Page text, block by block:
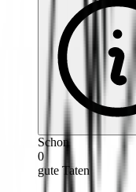
Schon
0
gute Taten